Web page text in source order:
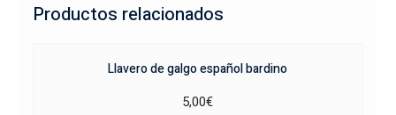
Productos relacionados
Llavero de galgo español bardino
5,00€